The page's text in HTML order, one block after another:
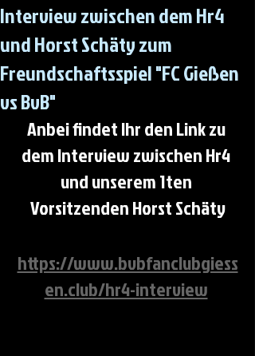
Interview zwischen dem Hr4
und Horst Schäty zum
Freundschaftsspiel "FC Gießen
vs BvB"
Anbei findet Ihr den Link zu
dem Interview zwischen Hr4
und unserem 1ten
Vorsitzenden Horst Schäty
https://www.bvbfanclubgiess
en.club/hr4-interview